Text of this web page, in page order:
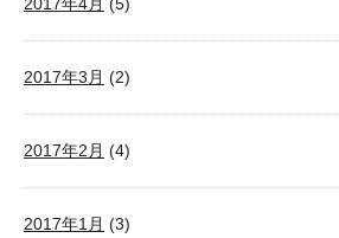
2017年3月 (2)
2017年2月 (4)
2017年1月 (3)